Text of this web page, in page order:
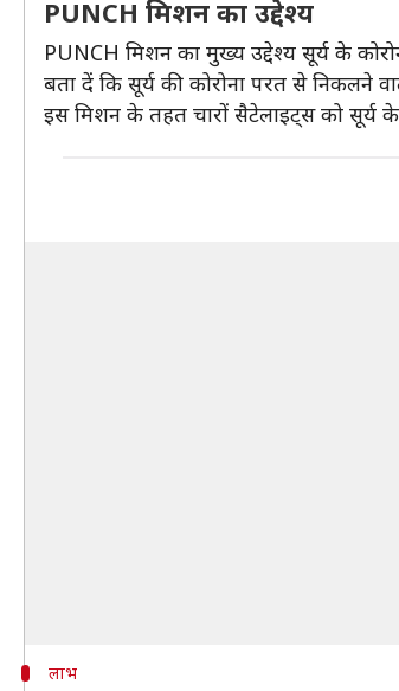
PUNCH मिशन का उद्देश्य
PUNCH मिशन का मुख्य उद्देश्य सूर्य के
बता दें कि सूर्य की कोरोना परत से निकलने
इस मिशन के तहत चारों सैटेलाइट्स को सूर्य
लाभ